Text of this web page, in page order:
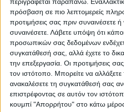
περιγράφεται παραπάνω.
πρόσβαση σε πιο λεπτομερείς
προτιμήσεις σας πριν συναινέσετε ή
συναινέσετε. Λάβετε υπόψη ότι
προσωπικών σας δεδομένων
συγκατάθεσή σας, αλλά έχετε το
την επεξεργασία. Οι προτιμήσεις
τον ιστότοπο. Μπορείτε να αλλάξετε
ανακαλέσετε τη συγκατάθεσή σας
επιστρέφοντας σε αυτόν τον
κουμπί "Απορρήτου" στο κάτω μέρος
Θεοδόσης
https://
ΠΑΡΟΜΟΙΑ ΑΡΘΡΑ